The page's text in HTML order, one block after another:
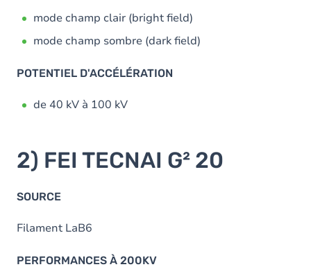
mode champ clair (bright field)
mode champ sombre (dark field)
POTENTIEL D'ACCÉLÉRATION
de 40 kV à 100 kV
2) FEI TECNAI G² 20
SOURCE
Filament LaB6
PERFORMANCES À 200KV